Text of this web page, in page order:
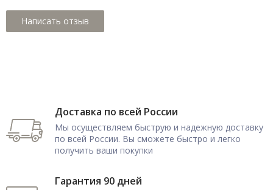
Доставка по всей России
Мы осуществляем быструю и надежную доставку
по всей России. Вы сможете быстро и легко
получить ваши покупки
Гарантия 90 дней